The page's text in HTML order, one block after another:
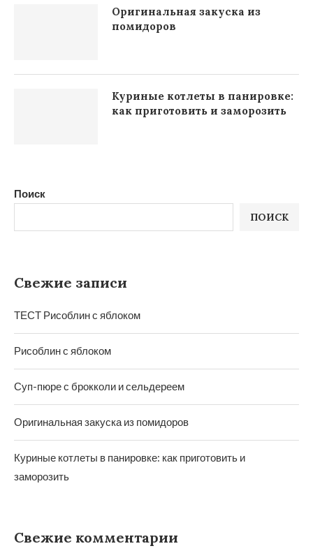
Поиск
ПОИСК
Свежие записи
ТЕСТ Рисоблин с яблоком
Рисоблин с яблоком
Суп-пюре с брокколи и сельдереем
Оригинальная закуска из помидоров
Куриные котлеты в панировке: как приготовить и
заморозить
Свежие комментарии
Оригинальная закуска из
помидоров
Куриные котлеты в панировке:
как приготовить и заморозить